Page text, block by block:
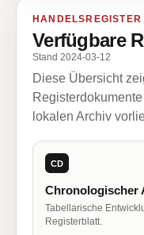
HANDELSREGISTER
Verfügbare
Stand 2024-03-12
Diese Übersicht
lokalen Archiv
CD
Chronologischer
Tabellarische
Registerblatt.